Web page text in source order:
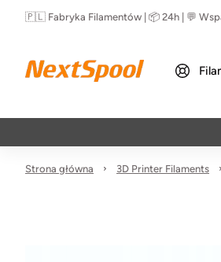
🇵🇱 Fabryka Filamentów | 📦 24h | 💬
Strona główna 3D Printer Filaments